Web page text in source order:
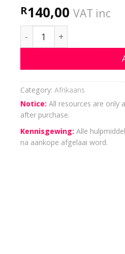
R140,00 VAT inc
Graad 1 Wiskunde
Category: Afrikaans
Notice: All resources are only
after purchase.
Kennisgewing: Alle
na aankope afgelaai word.